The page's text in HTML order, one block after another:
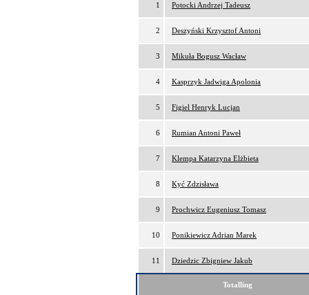
1 Potocki Andrzej Tadeusz
2 Deszyński Krzysztof Antoni
3 Mikuła Bogusz Wacław
4 Kasprzyk Jadwiga Apolonia
5 Figiel Henryk Lucjan
6 Rumian Antoni Paweł
7 Klempa Katarzyna Elżbieta
8 Kyć Zdzisława
9 Prochwicz Eugeniusz Tomasz
10 Ponikiewicz Adrian Marek
11 Dziedzic Zbigniew Jakub
Totalling